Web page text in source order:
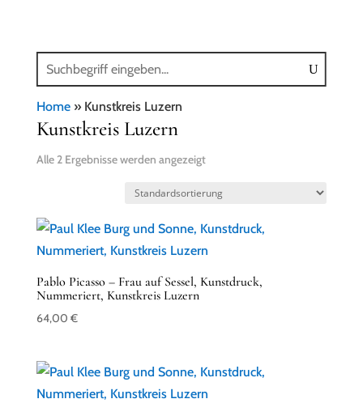
Home» Kunstkreis Luzern
Kunstkreis Luzern
Alle 2 Ergebnisse werden angezeigt
Pablo Picasso – Frau auf Sessel, Kunstdruck,
Nummeriert, Kunstkreis Luzern
64,00 €